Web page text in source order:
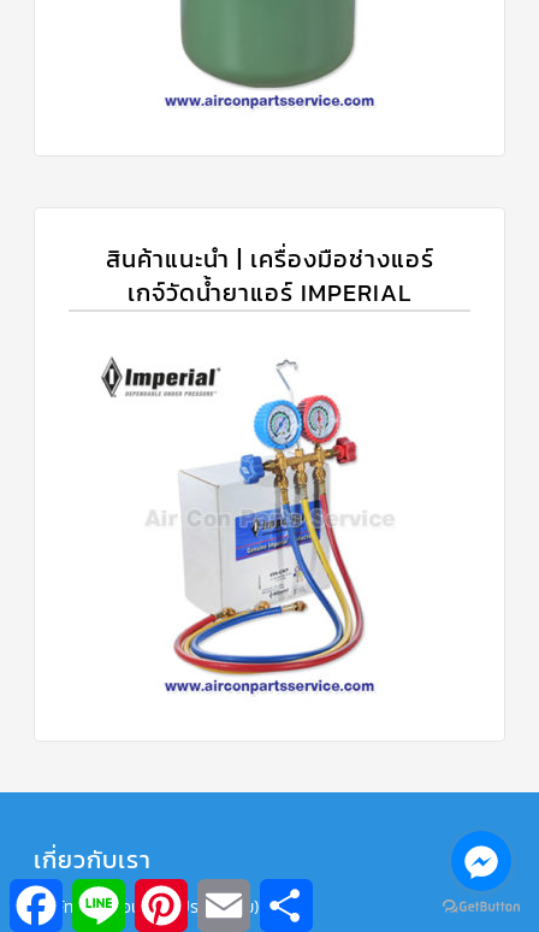
สินค้าแนะนำ | เครื่องมือช่างแอร์
เกจ์วัดน้ำยาแอร์ IMPERIAL
เกี่ยวกับเรา
บริษัท พลัก แอนด์ โก (ประเทศไทย) จำกัด
Facebook Line Pinterest Email